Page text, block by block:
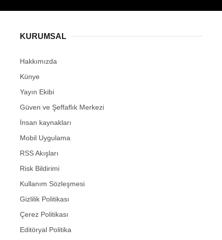
KURUMSAL
Hakkımızda
Künye
Yayın Ekibi
Güven ve Şeffaflık Merkezi
İnsan kaynakları
Mobil Uygulama
RSS Akışları
Risk Bildirimi
Kullanım Sözleşmesi
Gizlilik Politikası
Çerez Politikası
Editöryal Politika